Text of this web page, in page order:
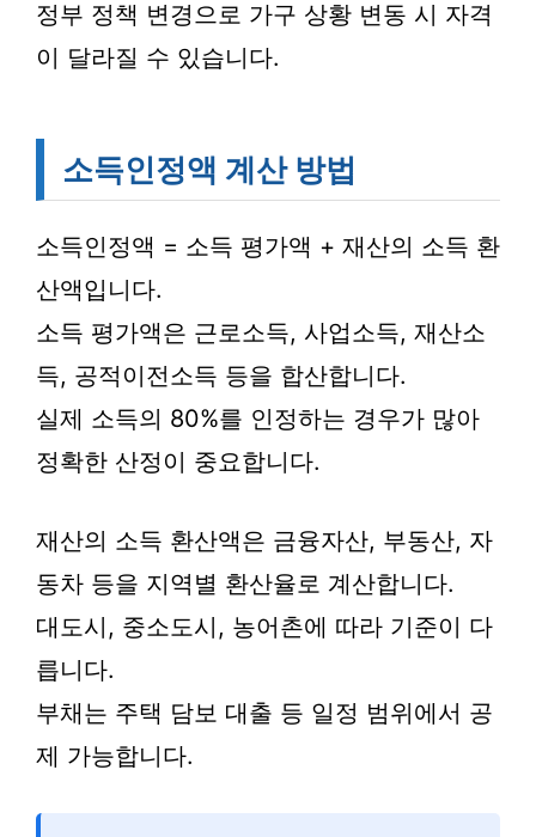
정부 정책 변경으로 가구 상황 변동 시 자격
이 달라질 수 있습니다.
소득인정액 계산 방법
소득인정액 = 소득 평가액 + 재산의 소득 환
산액입니다.
소득 평가액은 근로소득, 사업소득, 재산소
득, 공적이전소득 등을 합산합니다.
실제 소득의 80%를 인정하는 경우가 많아
정확한 산정이 중요합니다.
재산의 소득 환산액은 금융자산, 부동산, 자
동차 등을 지역별 환산율로 계산합니다.
대도시, 중소도시, 농어촌에 따라 기준이 다
릅니다.
부채는 주택 담보 대출 등 일정 범위에서 공
제 가능합니다.